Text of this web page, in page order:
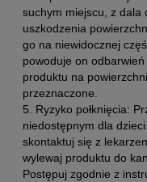
suchym miejscu, z dala
uszkodzenia
go na niewidocznej
powoduje on
produktu na
przeznaczone.
5. Ryzyko połknięcia:
niedostępnym dla
skontaktuj się z
wylewaj produktu do
Postępuj zgodnie z